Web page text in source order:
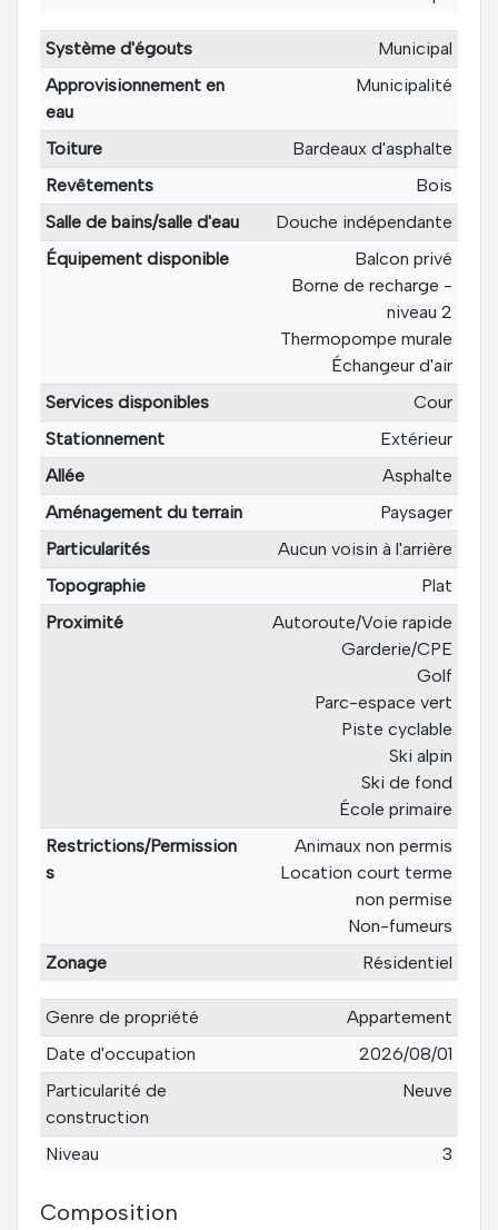
Système d'égouts
Municipal
Approvisionnement en
eau
Municipalité
Toiture
Bardeaux d'asphalte
Revêtements
Bois
Salle de bains/salle d'eau
Douche indépendante
Équipement disponible
Balcon privé
Borne de recharge -
niveau 2
Thermopompe murale
Échangeur d'air
Services disponibles
Cour
Stationnement
Extérieur
Allée
Asphalte
Aménagement du terrain
Paysager
Particularités
Aucun voisin à l'arrière
Topographie
Plat
Proximité
Autoroute/Voie rapide
Garderie/CPE
Golf
Parc-espace vert
Piste cyclable
Ski alpin
Ski de fond
École primaire
Restrictions/Permission
s
Animaux non permis
Location court terme
non permise
Non-fumeurs
Zonage
Résidentiel
Genre de propriété
Appartement
Date d'occupation
2026/08/01
Particularité de
construction
Neuve
Niveau 3
Composition